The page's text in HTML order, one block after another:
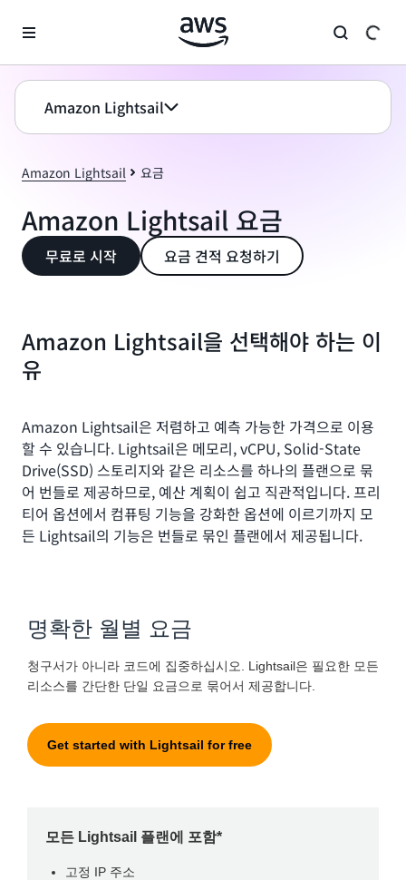
Amazon Lightsail
Amazon Lightsail 요금
Amazon Lightsail 요금
무료로 시작 요금 견적 요청하기
Amazon Lightsail을 선택해야 하는 이
유
Amazon Lightsail은 저렴하고 예측 가능한 가격으로 이용
할 수 있습니다. Lightsail은 메모리, vCPU, Solid-State
Drive(SSD) 스토리지와 같은 리소스를 하나의 플랜으로 묶
어 번들로 제공하므로, 예산 계획이 쉽고 직관적입니다. 프리
티어 옵션에서 컴퓨팅 기능을 강화한 옵션에 이르기까지 모
든 Lightsail의 기능은 번들로 묶인 플랜에서 제공됩니다.
명확한 월별 요금
청구서가 아니라 코드에 집중하십시오. Lightsail은 필요한 모든
리소스를 간단한 단일 요금으로 묶어서 제공합니다.
Get started with Lightsail for free
모든 Lightsail 플랜에 포함*
고정 IP 주소